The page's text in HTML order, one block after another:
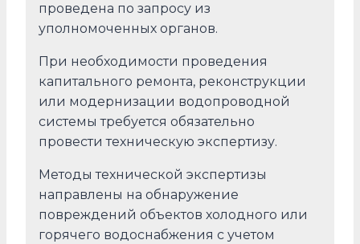
проведена по запросу из
уполномоченных органов.
При необходимости проведения
капитального ремонта, реконструкции
или модернизации водопроводной
системы требуется обязательно
провести техническую экспертизу.
Методы технической экспертизы
направлены на обнаружение
повреждений объектов холодного или
горячего водоснабжения с учетом